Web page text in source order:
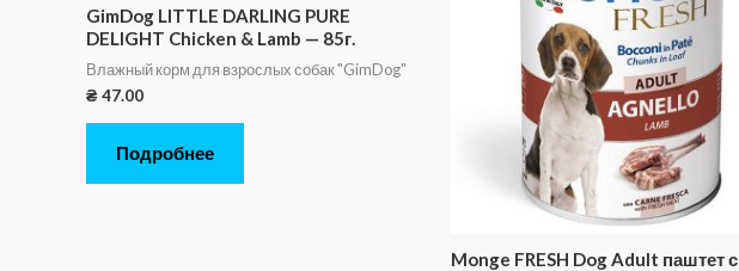
GimDog LITTLE DARLING PURE
DELIGHT Chicken & Lamb — 85г.
Влажный корм для взрослых собак "GimDog"
₴ 47.00
Подробнее
Monge FRESH Dog Adult паштет с